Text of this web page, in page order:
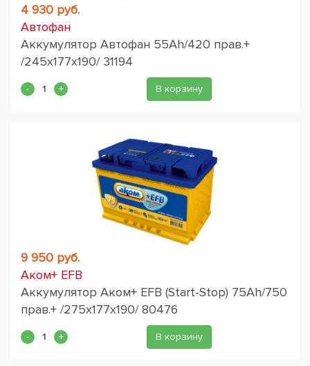
4 930 руб.
Автофан
Аккумулятор Автофан 55Ah/420 прав.+
/245x177x190/ 31194
В корзину
9 950 руб.
Аком+ EFB
Аккумулятор Аком+ EFB (Start-Stop) 75Ah/750
прав.+ /275x177x190/ 80476
В корзину